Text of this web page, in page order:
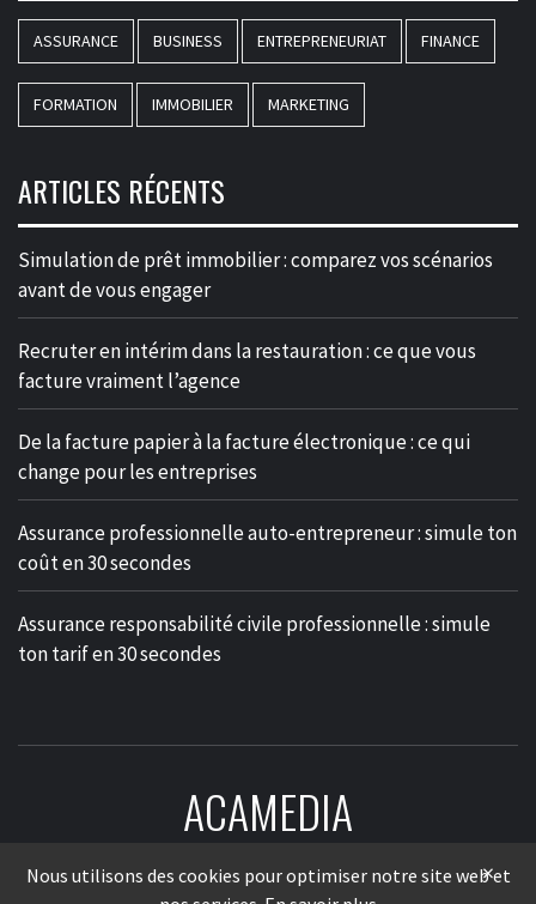
ASSURANCE BUSINESS ENTREPRENEURIAT FINANCE
FORMATION IMMOBILIER MARKETING
ARTICLES RÉCENTS
Simulation de prêt immobilier : comparez vos scénarios
avant de vous engager
Recruter en intérim dans la restauration : ce que vous
facture vraiment l’agence
De la facture papier à la facture électronique : ce qui
change pour les entreprises
Assurance professionnelle auto-entrepreneur : simule ton
coût en 30 secondes
Assurance responsabilité civile professionnelle : simule
ton tarif en 30 secondes
ACAMEDIA
LE MÉDIA DES ENTREPRISES ×
Nous utilisons des cookies pour optimiser notre site web et